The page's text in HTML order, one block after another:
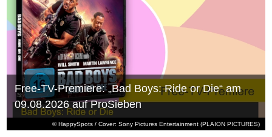
© HappySpots / Cover: Sony Pictures Entertainment (PLAION PICTURES)
Free-TV-Premiere: „Bad Boys: Ride or Die“ am
09.08.2026 auf ProSieben